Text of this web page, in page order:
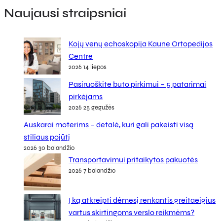
Naujausi straipsniai
Kojų venų echoskopija Kaune Ortopedijos
Centre
2026 14 liepos
Pasiruoškite buto pirkimui – 5 patarimai
pirkėjams
2026 25 gegužės
Auskarai moterims – detalė, kuri gali pakeisti visą
stiliaus pojūtį
2026 30 balandžio
Transportavimui pritaikytos pakuotės
2026 7 balandžio
Į ką atkreipti dėmesį renkantis greitaeigius
vartus skirtingoms verslo reikmėms?